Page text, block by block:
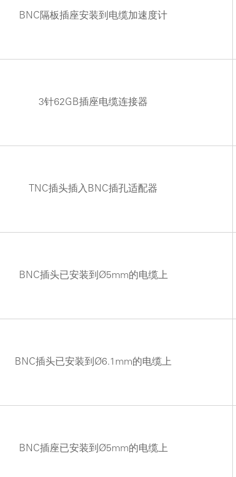
BNC隔板插座安装到电缆加速度计
3针62GB插座电缆连接器
TNC插头插入BNC插孔适配器
BNC插头已安装到Ø5mm的电缆上
BNC插头已安装到Ø6.1mm的电缆上
BNC插座已安装到Ø5mm的电缆上